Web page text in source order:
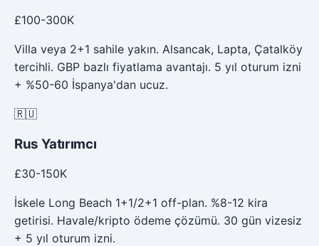
£100-300K
Villa veya 2+1 sahile yakın. Alsancak, Lapta, Çatalköy
tercihli. GBP bazlı fiyatlama avantajı. 5 yıl oturum izni
+ %50-60 İspanya'dan ucuz.
🇷🇺
Rus Yatırımcı
£30-150K
İskele Long Beach 1+1/2+1 off-plan. %8-12 kira
getirisi. Havale/kripto ödeme çözümü. 30 gün vizesiz
+ 5 yıl oturum izni.